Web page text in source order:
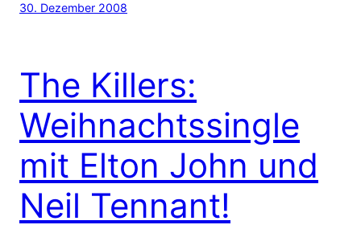
30. Dezember 2008
The Killers:
Weihnachtssingle
mit Elton John und
Neil Tennant!